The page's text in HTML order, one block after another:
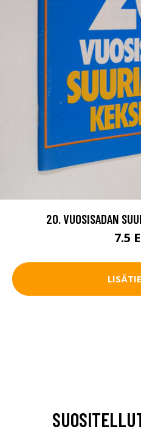
20. VUOSISADAN
7.5